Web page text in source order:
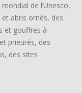
de l’Unesco,
abris ornés, des
et gouffres à
prieurés, des
des sites